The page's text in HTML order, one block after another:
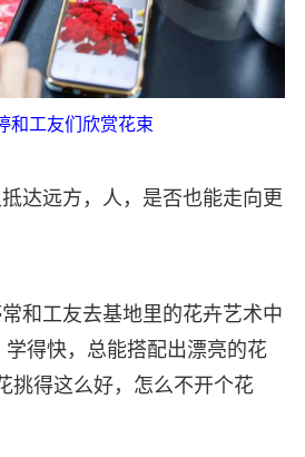
和工友们欣赏花束
达远方，人，是否也能走向更
和工友去基地里的花卉艺术中
得快，总能搭配出漂亮的花
挑得这么好，怎么不开个花